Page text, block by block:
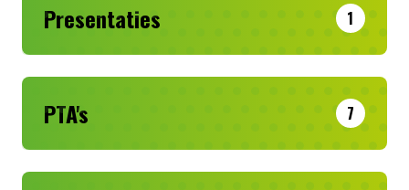
Presentaties 1
PTA's 7